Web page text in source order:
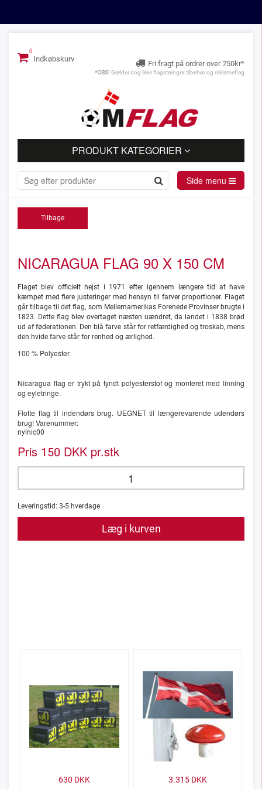
Indkøbskurv
Fri fragt på ordrer over 750kr*
*OBS! Gælder dog ikke flagstænger, tilbehør og reklameflag
PRODUKT KATEGORIER
Side menu
Tilbage
NICARAGUA FLAG 90 X 150 CM
Flaget blev officielt hejst i 1971 efter igennem længere tid at have
kæmpet med flere justeringer med hensyn til farver proportioner. Flaget
går tilbage til det flag, som Mellemamerikas Forenede Provinser brugte i
1823. Dette flag blev overtaget næsten uændret, da landet i 1838 brød
ud af føderationen. Den blå farve står for retfærdighed og troskab, mens
den hvide farve står for renhed og ærlighed.
100 % Polyester
Nicaragua flag er trykt på tyndt polyesterstof og monteret med linning
og eyletringe.
Flotte flag til indendørs brug. UEGNET til længerevarende udendørs
brug! Varenummer:
nylnic00
Pris 150 DKK pr.stk
Leveringstid: 3-5 hverdage
Læg i kurven
630 DKK 3.315DKK